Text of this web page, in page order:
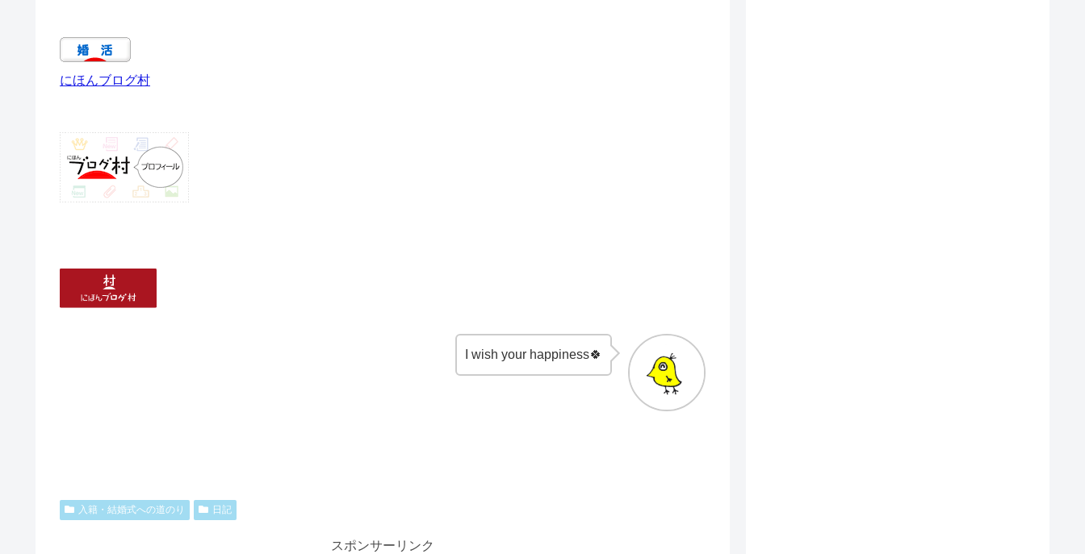
にほんブログ村
I wish your happiness🍀
入籍・結婚式への道のり 日記
スポンサーリンク